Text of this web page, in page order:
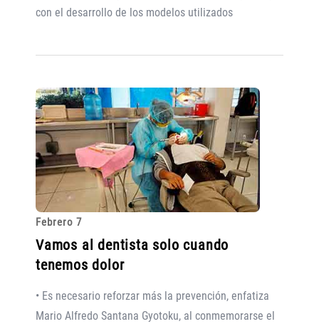
con el desarrollo de los modelos utilizados
Febrero 7
Vamos al dentista solo cuando
tenemos dolor
• Es necesario reforzar más la prevención, enfatiza
Mario Alfredo Santana Gyotoku, al conmemorarse el